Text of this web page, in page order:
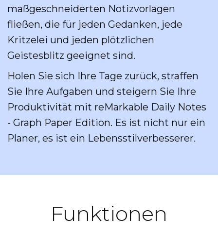
maßgeschneiderten Notizvorlagen
fließen, die für jeden Gedanken, jede
Kritzelei und jeden plötzlichen
Geistesblitz geeignet sind.
Holen Sie sich Ihre Tage zurück, straffen
Sie Ihre Aufgaben und steigern Sie Ihre
Produktivität mit reMarkable Daily Notes
- Graph Paper Edition. Es ist nicht nur ein
Planer, es ist ein Lebensstilverbesserer.
Funktionen